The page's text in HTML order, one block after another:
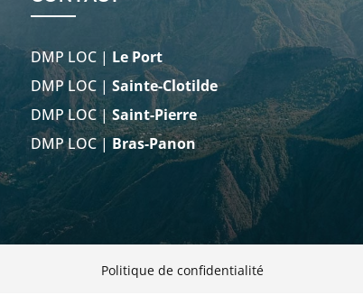
DMP LOC | Le Port
DMP LOC | Sainte-Clotilde
DMP LOC |Saint-Pierre
DMP LOC |Bras-Panon
Politique de confidentialité